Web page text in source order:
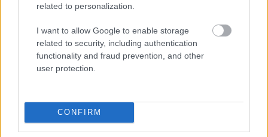
related to personalization.
I want to allow Google to enable storage
related to security, including authentication
functionality and fraud prevention, and other
user protection.
CONFIRM
Διαβάζονται αυτή τη στιγμή